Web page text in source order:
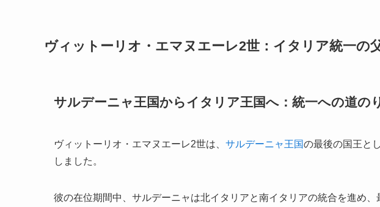
ヴィットーリオ・エマヌエーレ2世：イタリア統一の
サルデーニャ王国からイタリア王国へ：統一への道の
ヴィットーリオ・エマヌエーレ2世は、 サルデーニャ王国の最後の国王と
しました。
彼の在位期間中、サルデーニャは北イタリアと南イタリアの統合を進め